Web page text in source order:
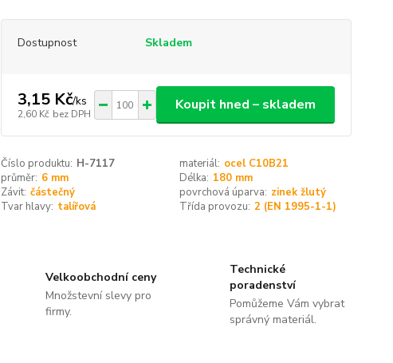
Dostupnost Skladem
3,15 Kč/ks
2,60 Kč bez DPH
Koupit hned – skladem
Číslo produktu: H-7117 materiál: ocel C10B21
průměr: 6 mm Délka: 180 mm
Závit: částečný povrchová úparva: zinek žlutý
Tvar hlavy: talířová Třída provozu: 2 (EN 1995-1-1)
Velkoobchodní ceny
Množstevní slevy pro
firmy.
Technické
poradenství
Pomůžeme Vám vybrat
správný materiál.